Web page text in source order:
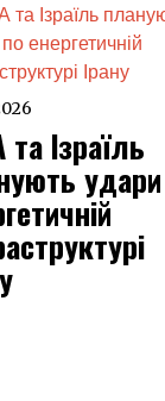
Ізраїль